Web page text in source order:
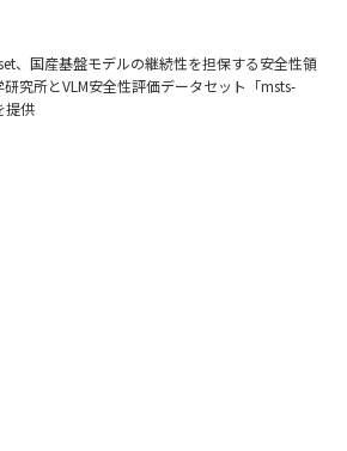
、国産基盤モデルの継続性を担保する安全性領
究所とVLM安全性評価データセット「msts-
提供